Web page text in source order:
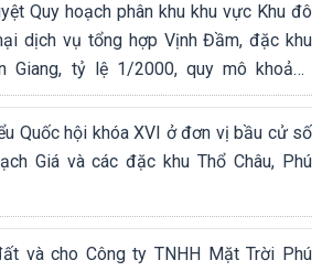
Quy hoạch phân khu khu vực Khu đô
dịch vụ tổng hợp Vịnh Đầm, đặc khu
Giang, tỷ lệ 1/2000, quy mô khoảng
Quốc hội khóa XVI ở đơn vị bầu cử số
Giá và các đặc khu Thổ Châu, Phú
và cho Công ty TNHH Mặt Trời Phú